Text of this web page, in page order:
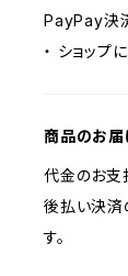
PayPay決
・ ショップ
商品のお届
代金のお支
後払い決済
す。